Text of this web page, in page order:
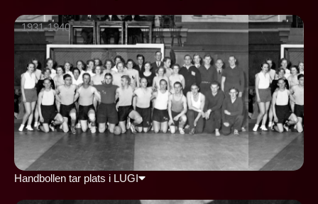
1931-1940
Handbollen tar plats i LUGI